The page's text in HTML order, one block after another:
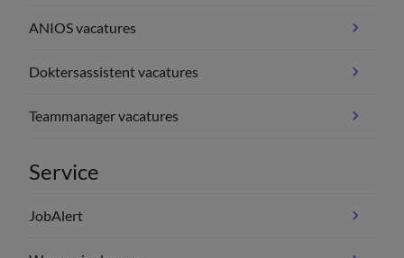
ANIOS vacatures
Doktersassistent vacatures
Teammanager vacatures
Service
JobAlert